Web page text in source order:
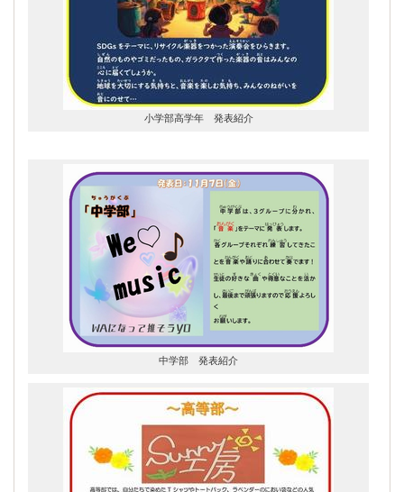
小学部高学年 発表紹介
中学部 発表紹介